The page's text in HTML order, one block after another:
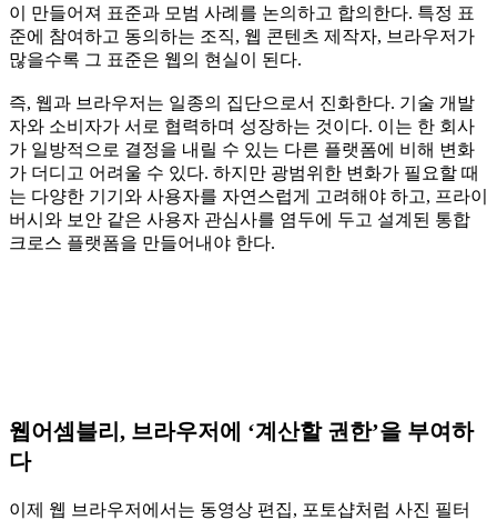
이 만들어져 표준과 모범 사례를 논의하고 합의한다. 특정 표
준에 참여하고 동의하는 조직, 웹 콘텐츠 제작자, 브라우저가
많을수록 그 표준은 웹의 현실이 된다.
즉, 웹과 브라우저는 일종의 집단으로서 진화한다. 기술 개발
자와 소비자가 서로 협력하며 성장하는 것이다. 이는 한 회사
가 일방적으로 결정을 내릴 수 있는 다른 플랫폼에 비해 변화
가 더디고 어려울 수 있다. 하지만 광범위한 변화가 필요할 때
는 다양한 기기와 사용자를 자연스럽게 고려해야 하고, 프라이
버시와 보안 같은 사용자 관심사를 염두에 두고 설계된 통합
크로스 플랫폼을 만들어내야 한다.
웹어셈블리, 브라우저에 ‘계산할 권한’을 부여하
다
이제 웹 브라우저에서는 동영상 편집, 포토샵처럼 사진 필터